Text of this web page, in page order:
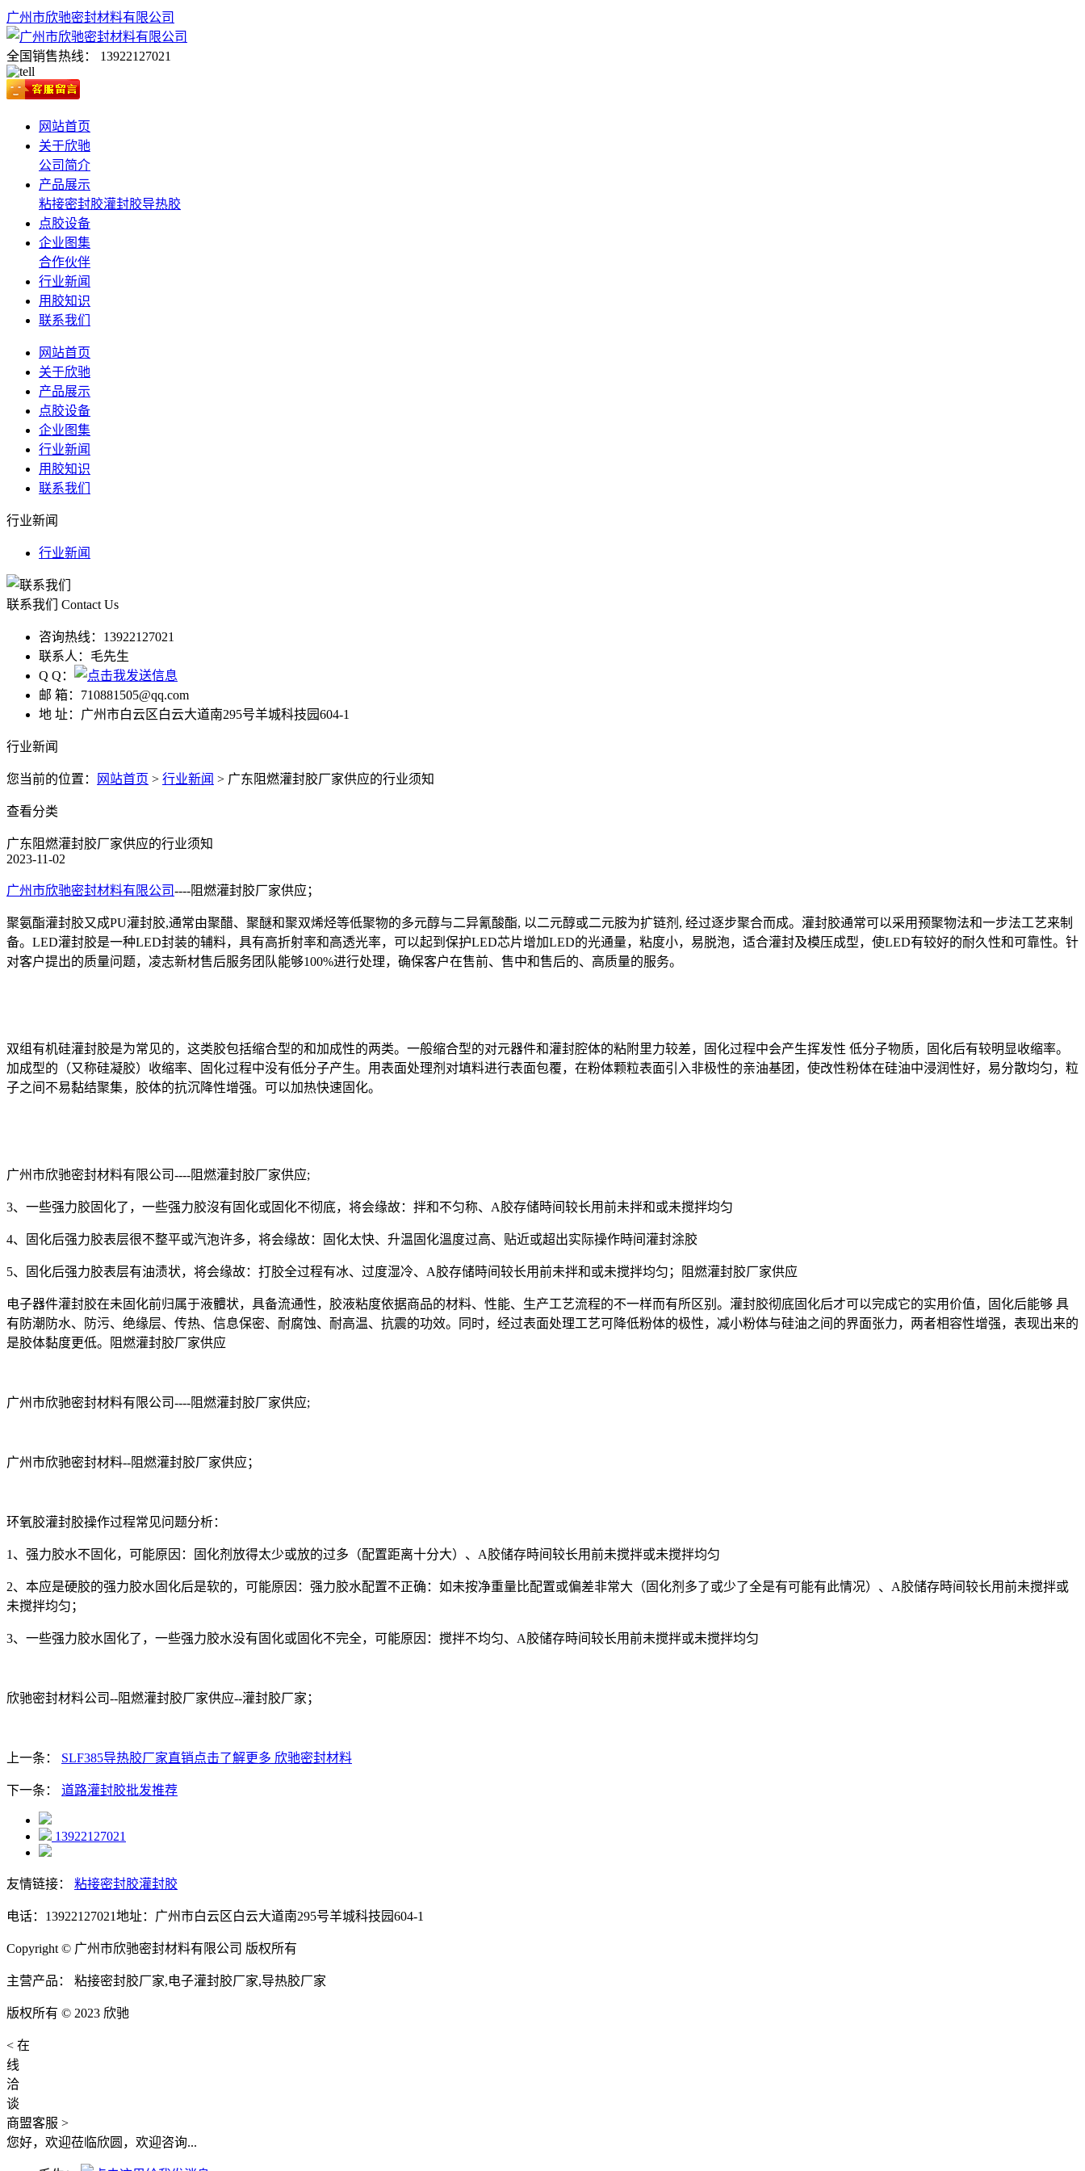
广州市欣驰密封材料有限公司
全国销售热线： 13922127021
网站首页
关于欣驰
公司简介
产品展示
粘接密封胶灌封胶导热胶
点胶设备
企业图集
合作伙伴
行业新闻
用胶知识
联系我们
网站首页
关于欣驰
产品展示
点胶设备
企业图集
行业新闻
用胶知识
联系我们
行业新闻
行业新闻
联系我们 Contact Us
咨询热线： 13922127021
联系人： 毛先生
Q Q：
邮 箱： 710881505@qq.com
地 址： 广州市白云区白云大道南295号羊城科技园604-1
行业新闻
您当前的位置： 网站首页 > 行业新闻 > 广东阻燃灌封胶厂家供应的行业须知
查看分类
广东阻燃灌封胶厂家供应的行业须知
2023-11-02
广州市欣驰密封材料有限公司----阻燃灌封胶厂家供应；
聚氨酯灌封胶又成PU灌封胶,通常由聚醋、聚醚和聚双烯烃等低聚物的多元醇与二异氰酸酯, 以二元醇或二元胺为扩链剂, 经过逐步聚合而成。灌封胶通常可以采用预聚物法和一步法工艺来制
备。LED灌封胶是一种LED封装的辅料，具有高折射率和高透光率，可以起到保护LED芯片增加LED的光通量，粘度小，易脱泡，适合灌封及模压成型，使LED有较好的耐久性和可靠性。针
对客户提出的质量问题，凌志新材售后服务团队能够100%进行处理，确保客户在售前、售中和售后的、高质量的服务。
双组有机硅灌封胶是为常见的，这类胶包括缩合型的和加成性的两类。一般缩合型的对元器件和灌封腔体的粘附里力较差，固化过程中会产生挥发性 低分子物质，固化后有较明显收缩率。
加成型的（又称硅凝胶）收缩率、固化过程中没有低分子产生。用表面处理剂对填料进行表面包覆，在粉体颗粒表面引入非极性的亲油基团，使改性粉体在硅油中浸润性好，易分散均匀，粒
子之间不易黏结聚集，胶体的抗沉降性增强。可以加热快速固化。
广州市欣驰密封材料有限公司----阻燃灌封胶厂家供应;
3、一些强力胶固化了，一些强力胶沒有固化或固化不彻底，将会缘故：拌和不匀称、A胶存储時间较长用前未拌和或未搅拌均匀
4、固化后强力胶表层很不整平或汽泡许多，将会缘故：固化太快、升温固化溫度过高、贴近或超出实际操作時间灌封涂胶
5、固化后强力胶表层有油渍状，将会缘故：打胶全过程有冰、过度湿冷、A胶存储時间较长用前未拌和或未搅拌均匀；阻燃灌封胶厂家供应
电子器件灌封胶在未固化前归属于液體状，具备流通性，胶液粘度依据商品的材料、性能、生产工艺流程的不一样而有所区别。灌封胶彻底固化后才可以完成它的实用价值，固化后能够 具
有防潮防水、防污、绝缘层、传热、信息保密、耐腐蚀、耐高温、抗震的功效。同时，经过表面处理工艺可降低粉体的极性，减小粉体与硅油之间的界面张力，两者相容性增强，表现出来的
是胶体黏度更低。阻燃灌封胶厂家供应
广州市欣驰密封材料有限公司----阻燃灌封胶厂家供应;
广州市欣驰密封材料--阻燃灌封胶厂家供应；
环氧胶灌封胶操作过程常见问题分析：
1、强力胶水不固化，可能原因：固化剂放得太少或放的过多（配置距离十分大）、A胶储存時间较长用前未搅拌或未搅拌均匀
2、本应是硬胶的强力胶水固化后是软的，可能原因：强力胶水配置不正确：如未按净重量比配置或偏差非常大（固化剂多了或少了全是有可能有此情况）、A胶储存時间较长用前未搅拌或
未搅拌均匀；
3、一些强力胶水固化了，一些强力胶水没有固化或固化不完全，可能原因：搅拌不均匀、A胶储存時间较长用前未搅拌或未搅拌均匀
欣驰密封材料公司--阻燃灌封胶厂家供应--灌封胶厂家；
上一条： SLF385导热胶厂家直销点击了解更多 欣驰密封材料
下一条： 道路灌封胶批发推荐
13922127021
友情链接： 粘接密封胶灌封胶
电话：13922127021地址：广州市白云区白云大道南295号羊城科技园604-1
Copyright © 广州市欣驰密封材料有限公司 版权所有
主营产品： 粘接密封胶厂家,电子灌封胶厂家,导热胶厂家
版权所有 © 2023 欣驰
< 在
线
洽
谈
商盟客服 >
您好，欢迎莅临欣圆，欢迎咨询...